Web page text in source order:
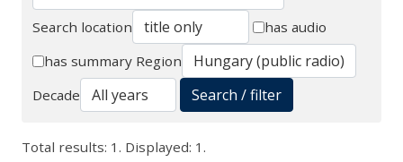
Search
Search location
has audio
has summary Region
Decade
Search / filter
Total results: 1. Displayed: 1.